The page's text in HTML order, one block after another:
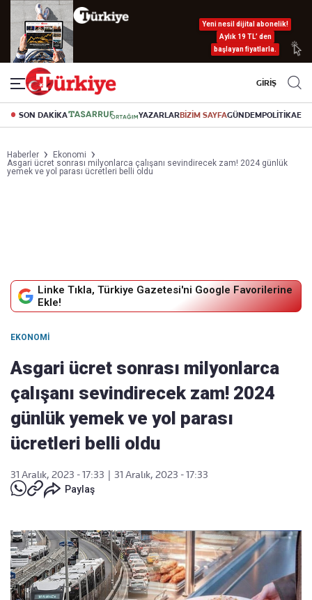
Yeni nesil dijital abonelik!
Aylık 19 TL’ den
başlayan fiyatlarla.
GİRİŞ
SON DAKİKA YAZARLARBİZİM SAYFAGÜNDEMPOLİTİKA
Haberler
Ekonomi
Asgari ücret sonrası milyonlarca çalışanı sevindirecek zam! 2024 günlük
yemek ve yol parası ücretleri belli oldu
Linke Tıkla, Türkiye Gazetesi'ni Google Favorilerine
Ekle!
EKONOMI
Asgari ücret sonrası milyonlarca
çalışanı sevindirecek zam! 2024
günlük yemek ve yol parası
ücretleri belli oldu
31 Aralık, 2023 - 17:33
31 Aralık, 2023 - 17:33
Paylaş